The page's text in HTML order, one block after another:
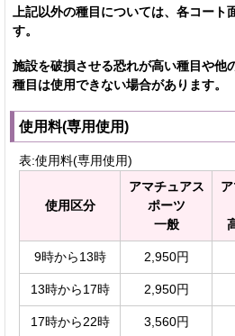
上記以外の種目については、各コート
す。
施設を破損させる恐れが高い種目や他
種目は使用できない場合があります。
使用料(専用使用)
表:使用料(専用使用)
使用区分
アマチュアス
ポーツ
一般
9時から13時 2,950円
13時から17時 2,950円
17時から22時 3,560円